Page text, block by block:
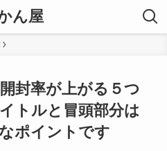
ん屋
封率が上がる５つ
トルと冒頭部分は
ポイントです